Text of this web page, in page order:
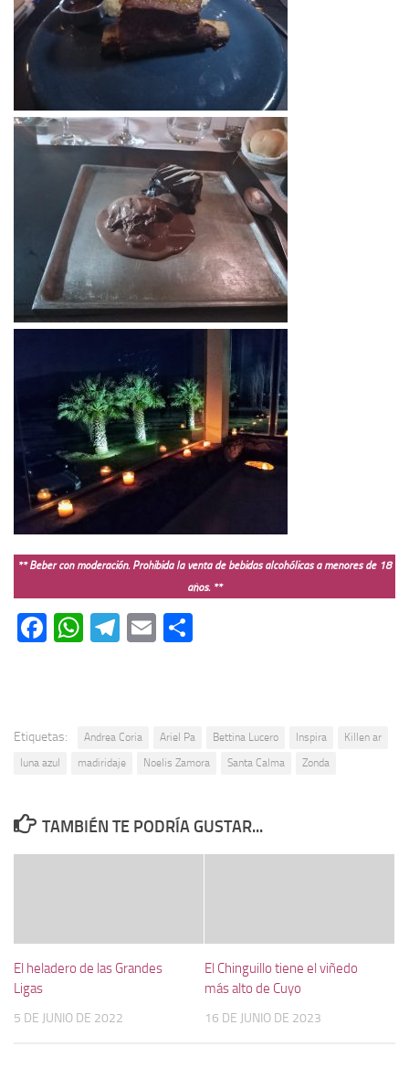
** Beber con moderación. Prohibida la venta de bebidas alcohólicas a menores de 18
años. **
Facebook
WhatsApp
Telegram
Email
Etiquetas: Andrea Coria Ariel Pa Bettina Lucero Inspira
Killen ar
luna azul
madiridaje Noelis Zamora Santa Calma Zonda
TAMBIÉN TE PODRÍA GUSTAR...
El heladero de las Grandes
Ligas
5 DE JUNIO DE 2022
El Chinguillo tiene el viñedo
más alto de Cuyo
16 DE JUNIO DE 2023